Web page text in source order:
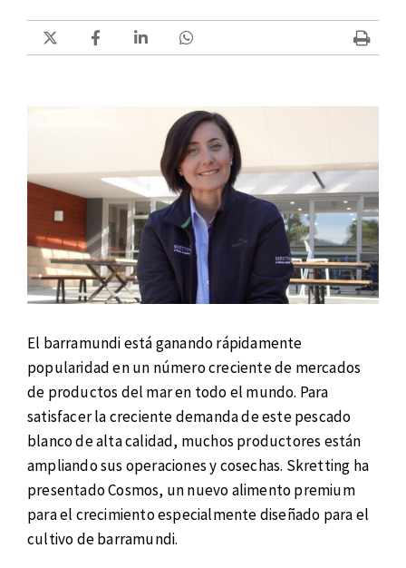
El barramundi está ganando rápidamente
popularidad en un número creciente de mercados
de productos del mar en todo el mundo. Para
satisfacer la creciente demanda de este pescado
blanco de alta calidad, muchos productores están
ampliando sus operaciones y cosechas. Skretting ha
presentado Cosmos, un nuevo alimento premium
para el crecimiento especialmente diseñado para el
cultivo de barramundi.